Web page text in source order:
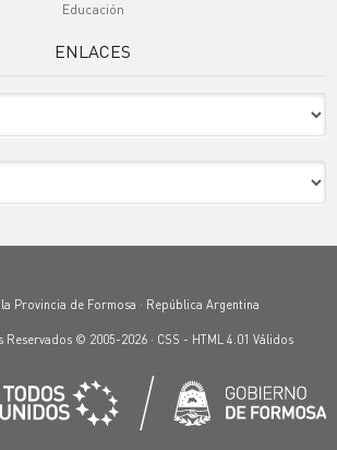
Educación
ENLACES
Provincia de Formosa · República Argentina
Reservados © 2005-2026 · CSS - HTML 4.01 Válidos